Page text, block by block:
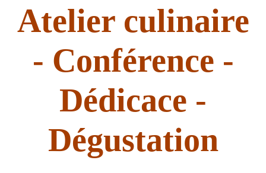
INSCRIVEZ-VOUS A MA
Atelier culinaire
- Conférence -
Dédicace -
Dégustation